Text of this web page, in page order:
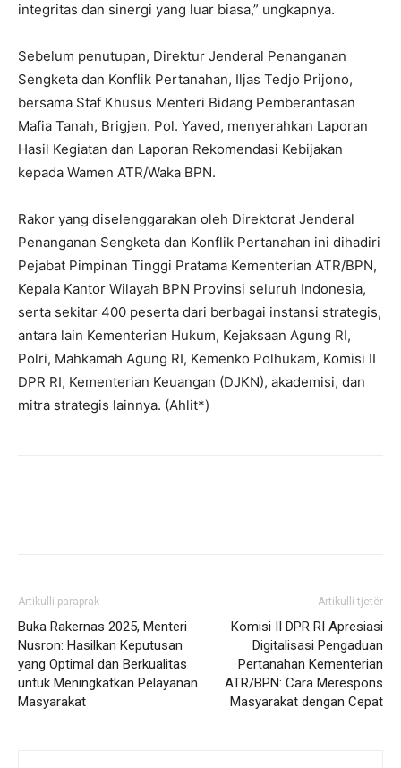
integritas dan sinergi yang luar biasa,” ungkapnya.
‎Sebelum penutupan, Direktur Jenderal Penanganan
Sengketa dan Konflik Pertanahan, Iljas Tedjo Prijono,
bersama Staf Khusus Menteri Bidang Pemberantasan
Mafia Tanah, Brigjen. Pol. Yaved, menyerahkan Laporan
Hasil Kegiatan dan Laporan Rekomendasi Kebijakan
kepada Wamen ATR/Waka BPN.
‎Rakor yang diselenggarakan oleh Direktorat Jenderal
Penanganan Sengketa dan Konflik Pertanahan ini dihadiri
Pejabat Pimpinan Tinggi Pratama Kementerian ATR/BPN,
Kepala Kantor Wilayah BPN Provinsi seluruh Indonesia,
serta sekitar 400 peserta dari berbagai instansi strategis,
antara lain Kementerian Hukum, Kejaksaan Agung RI,
Polri, Mahkamah Agung RI, Kemenko Polhukam, Komisi II
DPR RI, Kementerian Keuangan (DJKN), akademisi, dan
mitra strategis lainnya. (Ahlit*)
Artikulli paraprak
Buka Rakernas 2025, Menteri
Nusron: Hasilkan Keputusan
yang Optimal dan Berkualitas
untuk Meningkatkan Pelayanan
Masyarakat
Artikulli tjetër
Komisi II DPR RI Apresiasi
Digitalisasi Pengaduan
Pertanahan Kementerian
ATR/BPN: Cara Merespons
Masyarakat dengan Cepat